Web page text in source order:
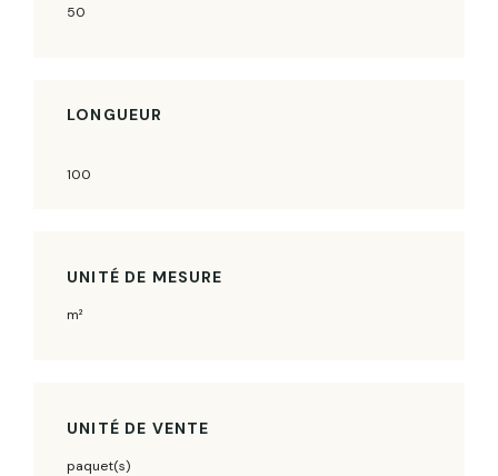
50
LONGUEUR
100
UNITÉ DE MESURE
m²
UNITÉ DE VENTE
paquet(s)